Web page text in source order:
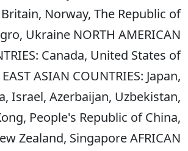
Norway, The Republic of
Ukraine NORTH AMERICAN
Canada, United States of
ASIAN COUNTRIES: Japan,
Israel, Azerbaijan, Uzbekistan,
People's Republic of China,
Zealand, Singapore AFRICAN